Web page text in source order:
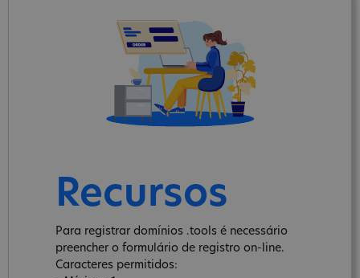
Recursos
Para registrar domínios .tools é necessário
preencher o formulário de registro on-line.
Caracteres permitidos: